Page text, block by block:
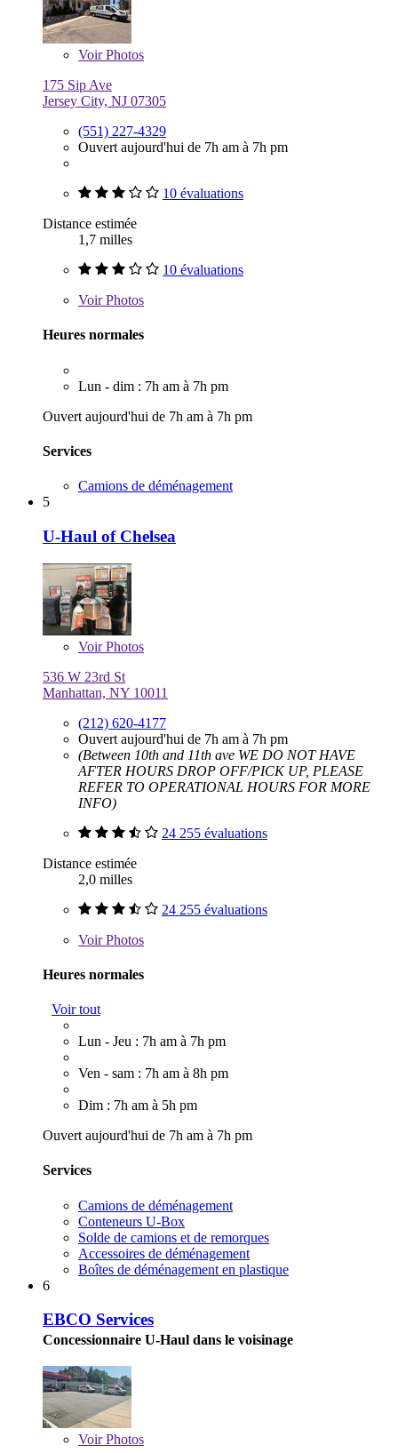
VoirPhotos
175 Sip Ave
Jersey City, NJ 07305
(551) 227-4329
Ouvert aujourd'hui de 7h am à 7h pm
10 évaluations
Distance estimée
1,7 milles
10 évaluations
VoirPhotos
Heures normales
Lun - dim : 7h am à 7h pm
Ouvert aujourd'hui de 7h am à 7h pm
Services
Camions de déménagement
5
U-Haul of Chelsea
VoirPhotos
536 W 23rd St
Manhattan, NY 10011
(212) 620-4177
Ouvert aujourd'hui de 7h am à 7h pm
(Between 10th and 11th ave WE DO NOT HAVE
AFTER HOURS DROP OFF/PICK UP, PLEASE
REFER TO OPERATIONAL HOURS FOR MORE
INFO)
24 255 évaluations
Distance estimée
2,0 milles
24 255 évaluations
VoirPhotos
Heures normales
Voir tout
Lun - Jeu : 7h am à 7h pm
Ven - sam : 7h am à 8h pm
Dim : 7h am à 5h pm
Ouvert aujourd'hui de 7h am à 7h pm
Services
Camions de déménagement
Conteneurs U-Box
Solde de camions et de remorques
Accessoires de déménagement
Boîtes de déménagement en plastique
6
EBCO Services
Concessionnaire U-Haul dans le voisinage
VoirPhotos